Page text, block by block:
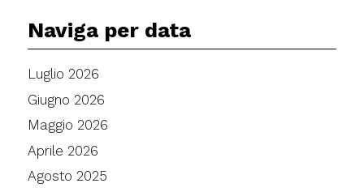
Naviga per data
Luglio 2026
Giugno 2026
Maggio 2026
Aprile 2026
Agosto 2025